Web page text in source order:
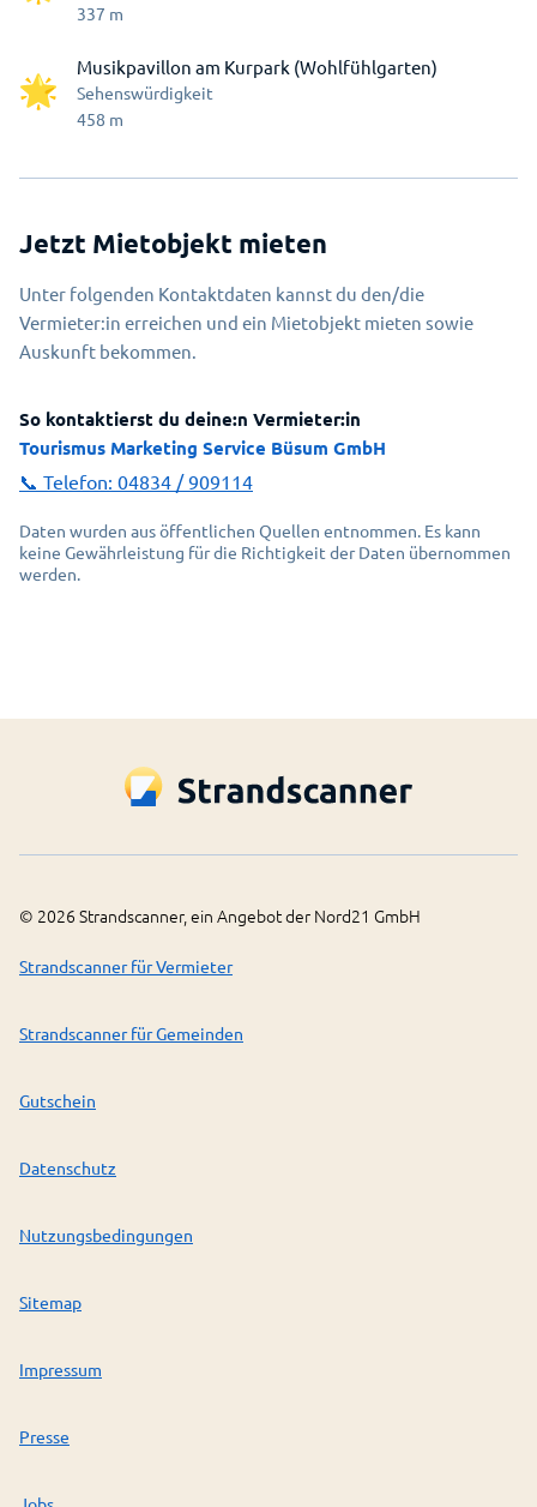
337 m
Musikpavillon am Kurpark (Wohlfühlgarten)
Sehenswürdigkeit
458 m
Jetzt Mietobjekt mieten
Unter folgenden Kontaktdaten kannst du den/die
Vermieter:in erreichen und ein Mietobjekt mieten sowie
Auskunft bekommen.
So kontaktierst du deine:n Vermieter:in
Tourismus Marketing Service Büsum GmbH
📞 Telefon: 04834 / 909114
Daten wurden aus öffentlichen Quellen entnommen. Es kann
keine Gewährleistung für die Richtigkeit der Daten übernommen
werden.
© 2026 Strandscanner, ein Angebot der Nord21 GmbH
Strandscanner für Vermieter
Strandscanner für Gemeinden
Gutschein
Datenschutz
Nutzungsbedingungen
Sitemap
Impressum
Presse